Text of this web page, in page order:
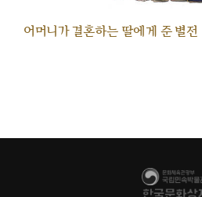
어머니가 결혼하는 딸에게 준 별전